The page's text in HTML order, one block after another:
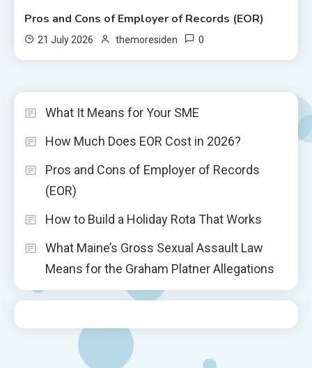
Pros and Cons of Employer of Records (EOR)
21 July 2026 themoresiden 0
What It Means for Your SME
How Much Does EOR Cost in 2026?
Pros and Cons of Employer of Records
(EOR)
How to Build a Holiday Rota That Works
What Maine’s Gross Sexual Assault Law
Means for the Graham Platner Allegations